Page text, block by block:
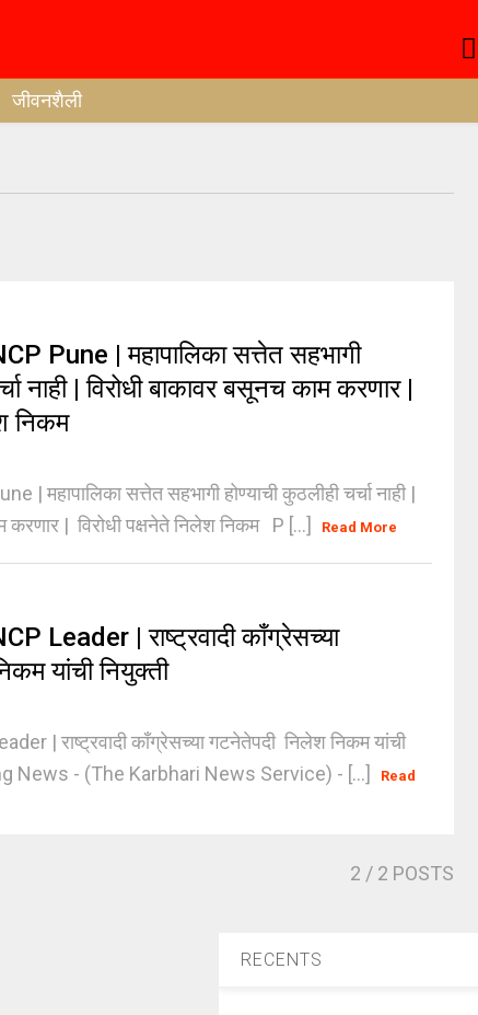
जीवनशैली
Pune | महापालिका सत्तेत सहभागी
नाही | विरोधी बाकावर बसूनच काम करणार |
निकम
महापालिका सत्तेत सहभागी होण्याची कुठलीही चर्चा नाही |
करणार | विरोधी पक्षनेते निलेश निकम P [...]
Read More
Leader | राष्ट्रवादी काँग्रेसच्या
यांची नियुक्ती
| राष्ट्रवादी काँग्रेसच्या गटनेतेपदी निलेश निकम यांची
News - (The Karbhari News Service) - [...]
Read
2 / 2 POSTS
RECENTS